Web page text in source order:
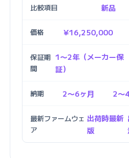
比較項目 新品
価格 ¥16,250,000
保証期
間
1〜2年（メーカー保
証）
納期 2〜6ヶ月 2〜
最新ファームウェ
ア
出荷時最新
版